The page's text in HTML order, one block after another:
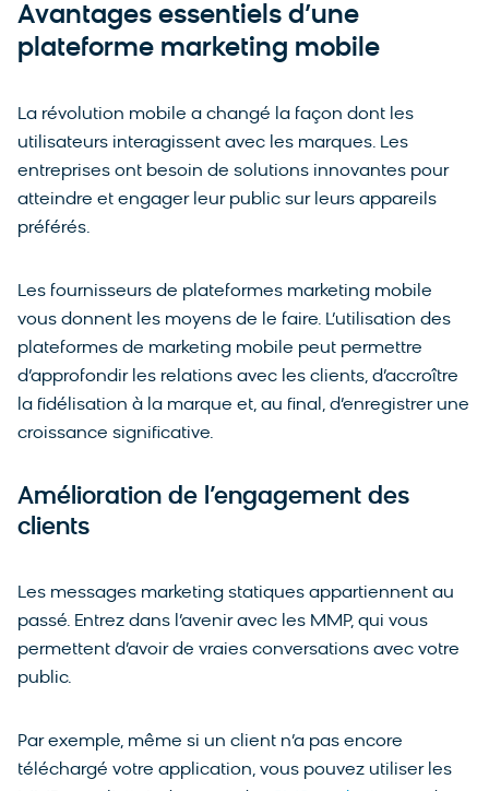
Avantages essentiels d’une
plateforme marketing mobile
La révolution mobile a changé la façon dont les
utilisateurs interagissent avec les marques. Les
entreprises ont besoin de solutions innovantes pour
atteindre et engager leur public sur leurs appareils
préférés.
Les fournisseurs de plateformes marketing mobile
vous donnent les moyens de le faire. L’utilisation des
plateformes de marketing mobile peut permettre
d’approfondir les relations avec les clients, d’accroître
la fidélisation à la marque et, au final, d’enregistrer une
croissance significative.
Amélioration de l’engagement des
clients
Les messages marketing statiques appartiennent au
passé. Entrez dans l’avenir avec les MMP, qui vous
permettent d’avoir de vraies conversations avec votre
public.
Par exemple, même si un client n’a pas encore
téléchargé votre application, vous pouvez utiliser les